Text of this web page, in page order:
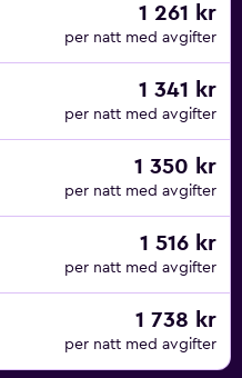
1 261 kr
per natt med avgifter
1 341 kr
per natt med avgifter
1 350 kr
per natt med avgifter
1 516 kr
per natt med avgifter
1 738 kr
per natt med avgifter